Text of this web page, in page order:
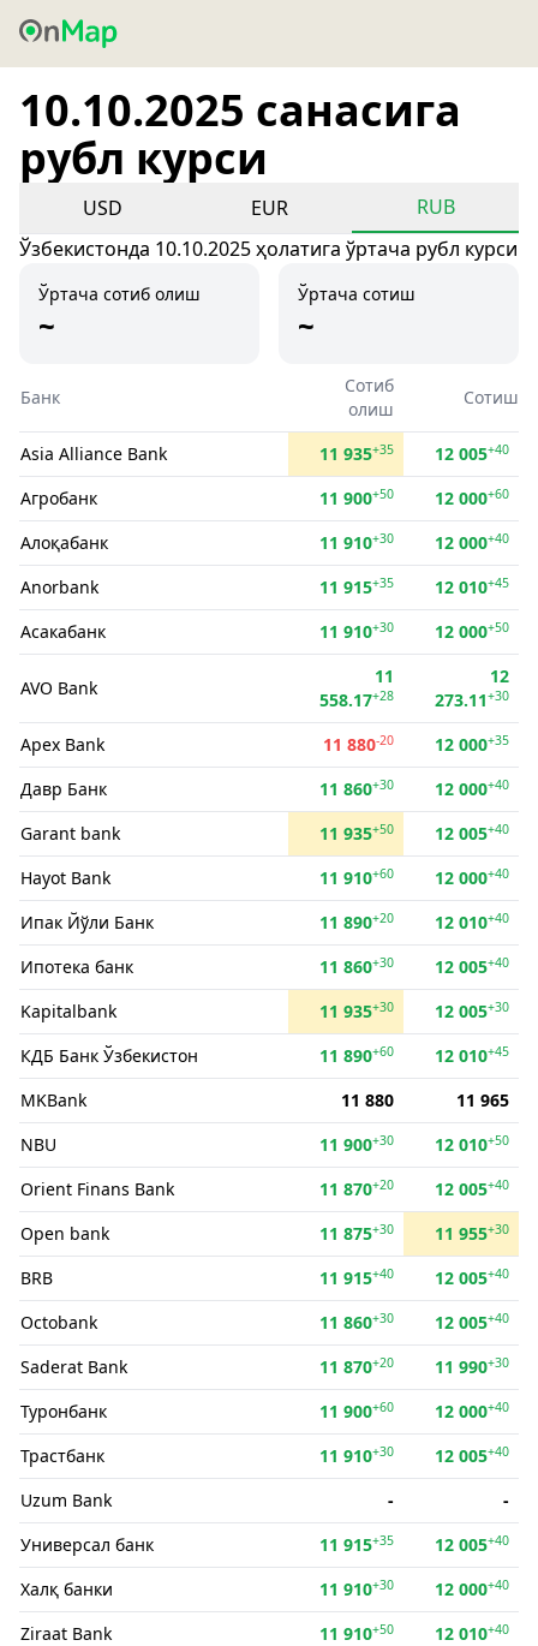
10.10.2025 санасига
рубл курси
USD EUR
RUB
Ўзбекистонда 10.10.2025 ҳолатига ўртача рубл курси
Ўртача сотиб олиш
~
Ўртача сотиш
~
Банк
Сотиб
олиш
Сотиш
Asia Alliance Bank 11 935+35 12 005+40
Агробанк 11 900+50 12 000+60
Алоқабанк 11 910+30 12 000+40
Anorbank 11 915+35 12 010+45
Асакабанк 11 910+30 12 000+50
AVO Bank
11
558.17+28
12
273.11+30
Apex Bank 11 880-20 12 000+35
Давр Банк 11 860+30 12 000+40
Garant bank 11 935+50 12 005+40
Hayot Bank 11 910+60 12 000+40
Ипак Йўли Банк 11 890+20 12 010+40
Ипотека банк 11 860+30 12 005+40
Kapitalbank 11 935+30 12 005+30
КДБ Банк Ўзбекистон 11 890+60 12 010+45
MKBank 11 880
11 965
NBU
11 900+30 12 010+50
Orient Finans Bank 11 870+20 12 005+40
Open bank 11 875+30 11 955+30
BRB 11 915+40 12 005+40
Octobank 11 860+30 12 005+40
Saderat Bank 11 870+20 11 990+30
Туронбанк 11 900+60 12 000+40
Трастбанк 11 910+30 12 005+40
Uzum Bank -
-
Универсал банк
11 915+35 12 005+40
Халқ банки 11 910+30 12 000+40
Ziraat Bank 11 910+50 12 010+40